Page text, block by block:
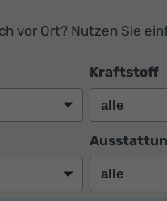
vor Ort? Nutzen Sie
Kraftstoff